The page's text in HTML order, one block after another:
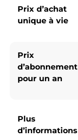
Prix d’achat
unique à vie
Prix
d’abonnement
pour un an
Plus
d’informations